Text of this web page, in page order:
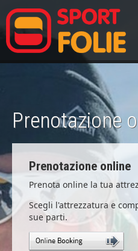
Prenotazione
Prenotazione online
Prenota online la tua
Scegli l'attrezzatura e
sue parti.